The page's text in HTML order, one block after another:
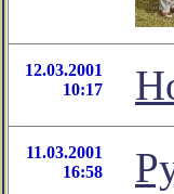
12.03.2001
10:17
11.03.2001
16:58